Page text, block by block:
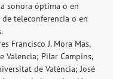
sonora óptima o en
teleconferencia o en
Francisco J. Mora Mas,
Valencia; Pilar Campins,
de València; José